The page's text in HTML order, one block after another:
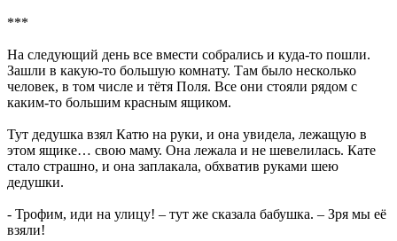
***
На следующий день все вмести собрались и куда-то пошли.
Зашли в какую-то большую комнату. Там было несколько
человек, в том числе и тётя Поля. Все они стояли рядом с
каким-то большим красным ящиком.
Тут дедушка взял Катю на руки, и она увидела, лежащую в
этом ящике… свою маму. Она лежала и не шевелилась. Кате
стало страшно, и она заплакала, обхватив руками шею
дедушки.
- Трофим, иди на улицу! – тут же сказала бабушка. – Зря мы её
взяли!